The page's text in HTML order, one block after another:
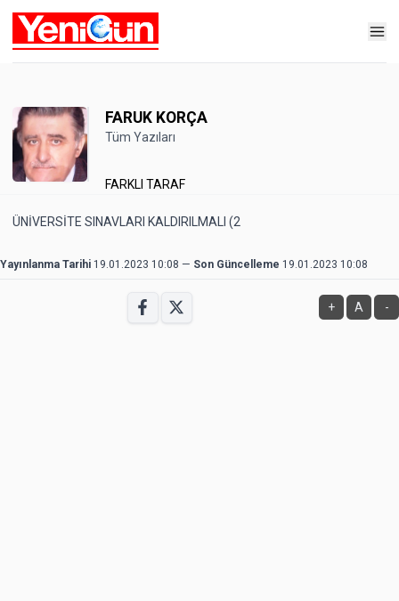
FARUK KORÇA
Tüm Yazıları
FARKLI TARAF
ÜNİVERSİTE SINAVLARI KALDIRILMALI (2
Yayınlanma Tarihi 19.01.2023 10:08 — Son Güncelleme 19.01.2023 10:08
+ A -